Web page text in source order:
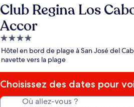
Club Regina Los
Accor
Hébergement
4.0 étoiles
Hôtel en bord de plage à San José del
navette vers la plage
Choisissez des dates pour
Où allez-vous ?